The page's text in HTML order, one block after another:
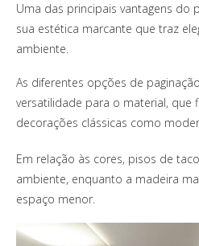
Uma das principais vantagens do
sua estética marcante que traz
ambiente.
As diferentes opções de
versatilidade para o material, que
decorações clássicas como
Em relação às cores, pisos de
ambiente, enquanto a madeira
espaço menor.